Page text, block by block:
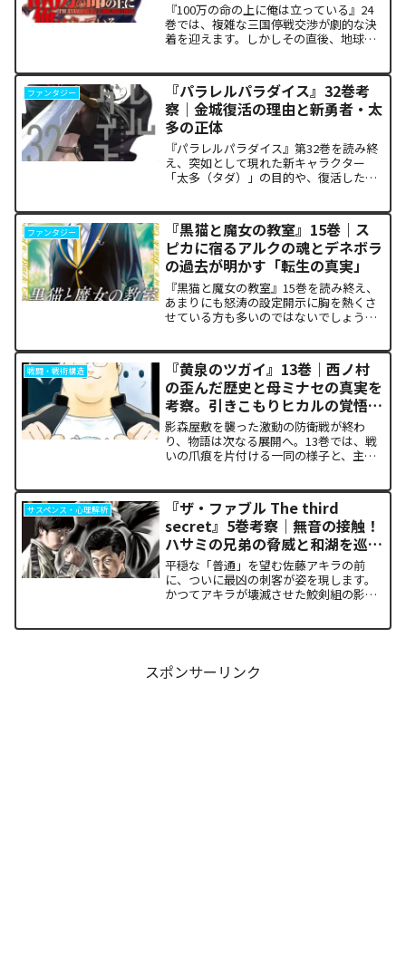
『100万の命の上に俺は立っている』24
巻では、複雑な三国停戦交渉が劇的な決
着を迎えます。しかしその直後、地球を
ち塞がります。彼が主張する「狂気の平
和論」と四谷友助たち...
ファンタジー
『パラレルパラダイス』32巻考
察｜金城復活の理由と新勇者・太
多の正体
『パラレルパラダイス』第32巻を読み終
え、突如として現れた新キャラクター
「太多（タダ）」の目的や、復活した邪
あまりにも重く、今後の世界の行方が気
になっている方も多いはずで...
ファンタジー
『黒猫と魔女の教室』15巻｜ス
ピカに宿るアルクの魂とデネボラ
の過去が明かす「転生の真実」
『黒猫と魔女の教室』15巻を読み終え、
あまりにも怒涛の設定開示に胸を熱くさ
せている方も多いのではないでしょう
ドの裏側で、本作最大のミステリーであ
った「アルクの正体」と...
戦闘・戦術構造
『黄泉のツガイ』13巻｜西ノ村
の歪んだ歴史と母ミナセの真実を
考察。引きこもりヒカルの覚悟に
震える理由
影森屋敷を襲った激動の防衛戦が終わ
り、物語は次なる展開へ。13巻では、戦
いの爪痕を片付ける一同の様子と、主人
ど熱く焦がすのでしょうか。本記事で
は、13巻で明かされた驚愕...
サスペンス・心理解析
『ザ・ファブル The third
secret』5巻考察｜無音の接触！
ハサミの兄弟の脅威と和湖を巡る
因縁の真相
平穏な「普通」を望む佐藤アキラの前
に、ついに最凶の刺客が姿を現します。
かつてアキラが壊滅させた鮫剣組の影に
スポンサーリンク